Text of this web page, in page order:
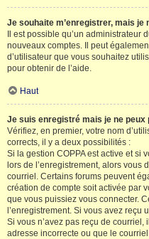
Je souhaite m’enregistrer, mais je
Il est possible qu’un administrateur
nouveaux comptes. Il peut
d’utilisateur que vous souhaitez
pour obtenir de l’aide.
Haut
Je suis enregistré mais je ne peux
Vérifiez, en premier, votre nom
corrects, il y a deux possibilités :
Si la gestion COPPA est active et si
lors de l’enregistrement, alors vous
courriel. Certains forums peuvent
création de compte soit activée par
que vous puissiez vous connecter.
l’enregistrement. Si vous avez reçu
Si vous n’avez pas reçu de
adresse incorrecte ou que le